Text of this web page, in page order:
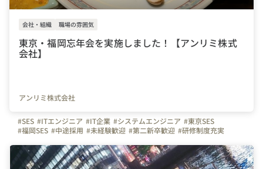
会社・組織 職場の雰囲気
東京・福岡忘年会を実施しました！【アンリミ株式
会社】
アンリミ株式会社
#SES #ITエンジニア #IT企業 #システムエンジニア #東京SES
#福岡SES #中途採用 #未経験歓迎 #第二新卒歓迎 #研修制度充実